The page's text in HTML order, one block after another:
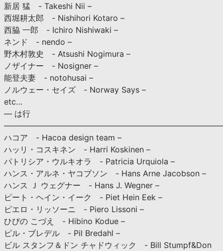
新居 猛 - Takeshi Nii –
西堀耕太郎 - Nishihori Kotaro –
西脇 一郎 - Ichiro Nishiwaki –
ネンド - nendo –
野木村敦史 - Atsushi Nogimura –
ノザイナー - Nosigner –
能登夫妻 - notohusai –
ノルウェー・セイズ - Norway Says –
etc…
— は行
ハコア - Hacoa design team –
ハッリ・コスキネン - Harri Koskinen –
パトリシア・ウルキオラ - Patricia Urquiola –
ハンス・アルネ・ヤコブソン - Hans Arne Jacobson –
ハンス Ｊ ウェグナー - Hans J. Wegner –
ピート・ヘイン・イーク - Piet Hein Eek –
ピエロ・リッソーニ - Piero Lissoni –
ひびの こづえ - Hibino Kodue –
ピル・ブレデル - Pil Bredahl –
ビル スタンフ＆ドン チャドウィック - Bill Stumpf&Don